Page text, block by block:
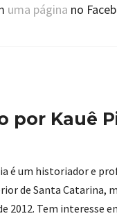
uma página no
por Kauê
é um historiador e
de Santa Catarina,
2012. Tem interesse